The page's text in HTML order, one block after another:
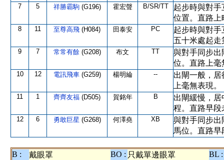
7 5 祥勝霸駒 (G196) 霍宏聲 B/SR/TT
起步時與對
位置。直路上
8 11 至尊高飛 (H084) 田泰安 PC
起步時與對
五十米處起
9 7 常常有餘 (G208) 布文 TT
與對手同步出
位。直路上毫
10 12 電訊飛車 (G259) 楊明綸 --
出閘一般，
上毫無表現。
11 1 齊齊友福 (D505) 賀銘年 B
出閘緩慢，
程。直路早段
12 6 勇敢巨星 (G268) 何澤堯 XB
與對手同步出
馬位。直路
B : 戴眼罩 BO : 只戴單邊眼罩
BL :